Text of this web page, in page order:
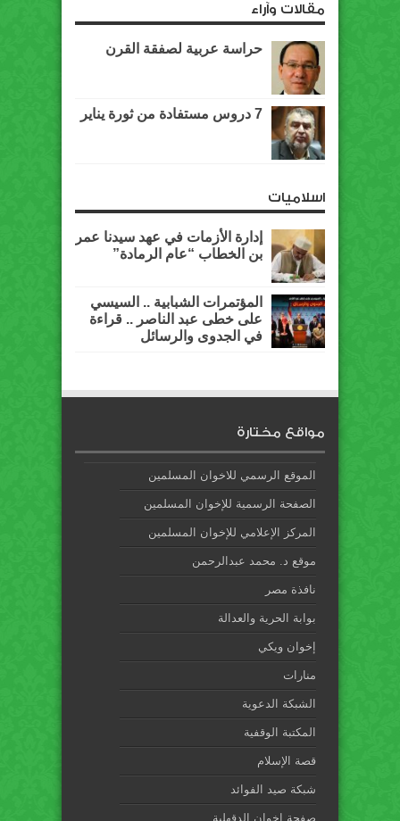
مقالات وآراء
حراسة عربية لصفقة القرن
7 دروس مستفادة من ثورة يناير
اسلاميات
إدارة الأزمات في عهد سيدنا عمر
بن الخطاب “عام الرمادة”
المؤتمرات الشبابية .. السيسي
على خطى عبد الناصر .. قراءة
في الجدوى والرسائل
مواقع مختارة
الموقع الرسمي للاخوان المسلمين
الصفحة الرسمية للإخوان المسلمين
المركز الإعلامي للإخوان المسلمين
موقع د. محمد عبدالرحمن
نافذة مصر
بوابة الحرية والعدالة
إخوان ويكي
منارات
الشبكة الدعوية
المكتبة الوقفية
قصة الإسلام
شبكة صيد الفوائد
صفحة إخوان الدقهلية